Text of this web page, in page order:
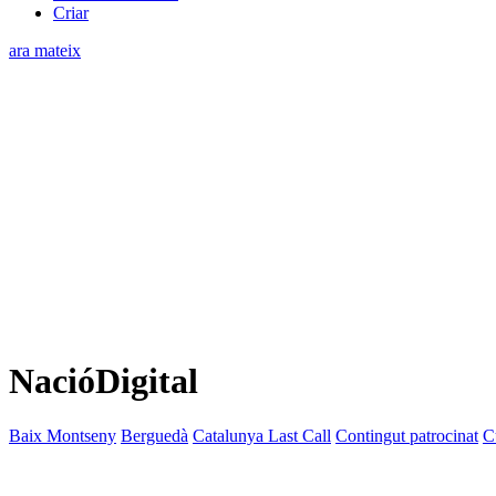
Criar
ara mateix
NacióDigital
Baix Montseny Berguedà Catalunya Last Call Contingut patrocinat